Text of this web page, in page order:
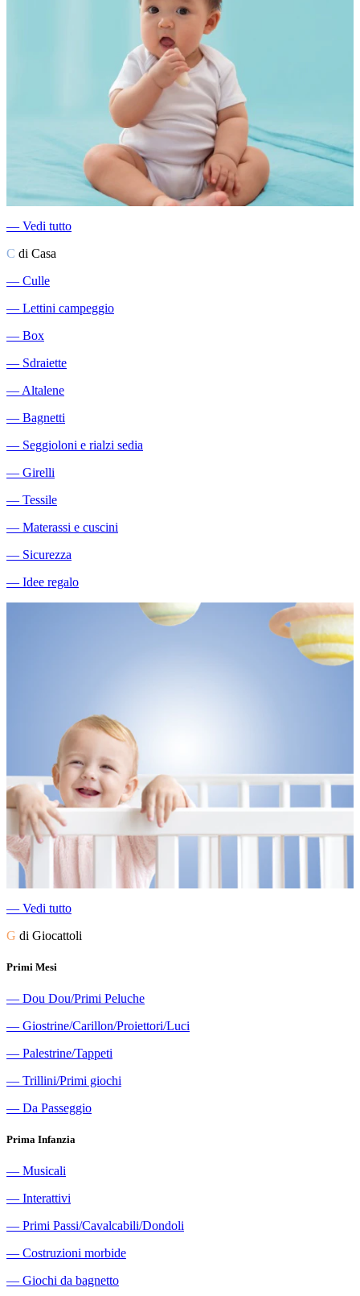
― Vedi tutto
C di Casa
― Culle
― Lettini campeggio
― Box
― Sdraiette
―Altalene
― Bagnetti
― Seggioloni e rialzi sedia
― Girelli
― Tessile
― Materassi e cuscini
― Sicurezza
― Idee regalo
― Vedi tutto
G di Giocattoli
Primi Mesi
― Dou Dou/Primi Peluche
― Giostrine/Carillon/Proiettori/Luci
― Palestrine/Tappeti
― Trillini/Primi giochi
― Da Passeggio
Prima Infanzia
― Musicali
― Interattivi
― Primi Passi/Cavalcabili/Dondoli
― Costruzioni morbide
― Giochi da bagnetto